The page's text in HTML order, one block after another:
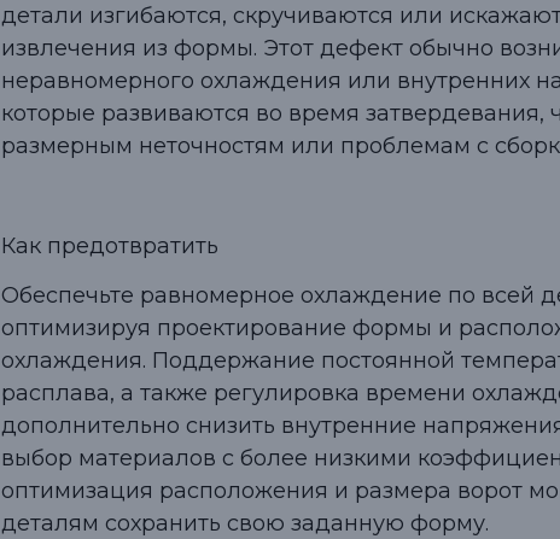
детали изгибаются, скручиваются или
извлечения из формы. Этот дефект обычно
неравномерного охлаждения или внутренних
которые развиваются во время затвердевания,
размерным неточностям или проблемам с
Как предотвратить
Обеспечьте равномерное охлаждение по всей
оптимизируя проектирование формы и
охлаждения. Поддержание постоянной
расплава, а также регулировка времени
дополнительно снизить внутренние
выбор материалов с более низкими
оптимизация расположения и размера ворот
деталям сохранить свою заданную форму.